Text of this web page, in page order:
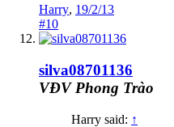
Harry, 19/2/13
#10
silva08701136
VĐV Phong Trào
Harry said: ↑